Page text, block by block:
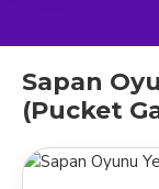
Sapan
(Pucket